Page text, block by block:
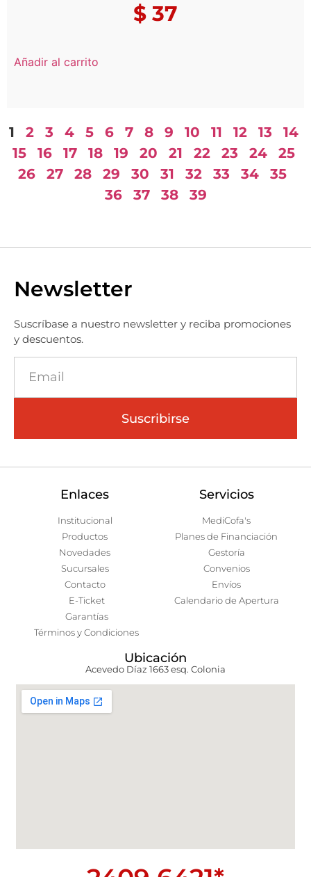
$ 37
Añadir al carrito
1 2 3 4 5 6 7 8 9 10 11 12 13
14
15
16 17 18 19 20 21 22 23 24
25
26
27 28 29 30 31 32 33 34
35
36
37 38 39
Newsletter
Suscríbase a nuestro newsletter y reciba promociones
y descuentos.
Suscribirse
Enlaces
Institucional
Productos
Novedades
Sucursales
Contacto
E-Ticket
Garantías
Términos y Condiciones
Servicios
MediCofa's
Planes de Financiación
Gestoría
Convenios
Envíos
Calendario de Apertura
Ubicación
Acevedo Díaz 1663 esq. Colonia